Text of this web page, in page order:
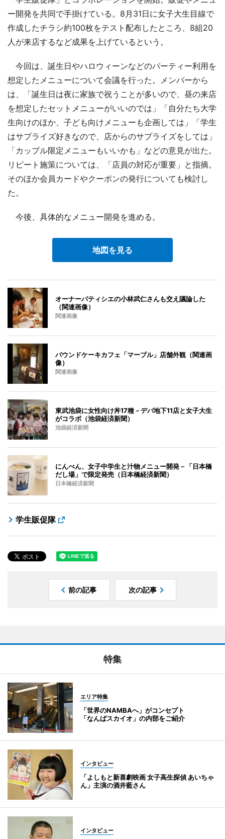
ー開発を共同で手掛けている。8月31日に女子大生目線で
作成したチラシ約100枚をテスト配布したところ、8組20
人が来店するなど成果を上げているという。
今回は、誕生日やハロウィーンなどのパーティー利用を
想定したメニューについて会議を行った。メンバーから
は、「誕生日は夜に家族で祝うことが多いので、昼の来店
を想定したセットメニューがいいのでは」「自分たち大学
生向けのほか、子ども向けメニューも企画しては」「学生
はサプライズ好きなので、店からのサプライズをしては」
「カップル限定メニューもいいかも」などの意見が出た。
リピート施策については、「店員の対応が重要」と指摘。
そのほか会員カードやクーポンの発行についても検討し
た。
今後、具体的なメニュー開発を進める。
地図を見る
オーナーパティシエの小林武仁さんも交え議論した
（関連画像）
関連画像
パウンドケーキカフェ「マーブル」店舗外観（関連画
像）
関連画像
東武池袋に女性向け丼17種－デパ地下11店と女子大生
がコラボ（池袋経済新聞）
池袋経済新聞
にんべん、女子中学生と汁物メニュー開発－「日本橋
だし場」で限定発売（日本橋経済新聞）
日本橋経済新聞
学生販促隊
前の記事 次の記事
特集
エリア特集
「世界のNAMBAへ」がコンセプト
「なんばスカイオ」の内部をご紹介
インタビュー
「よしもと新喜劇映画 女子高生探偵 あいちゃ
ん」主演の酒井藍さん
インタビュー